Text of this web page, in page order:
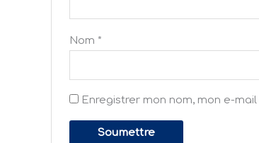
Nom *
Enregistrer mon nom, mon e-